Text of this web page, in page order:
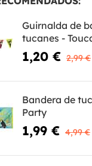
Guirnalda de
tucanes -
1,20 € 2,99 €
Bandera de
Party
1,99 € 4,99 €